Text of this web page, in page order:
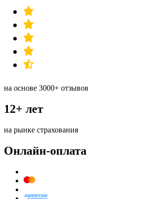
на основе 3000+ отзывов
12+ лет
на рынке страхования
Онлайн-оплата